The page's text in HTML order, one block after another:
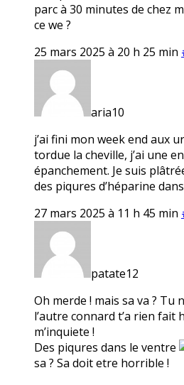
parc à 30 minutes de chez
ce we ?
25 mars 2025 à 20 h 25 min
aria10
j’ai fini mon week end aux
tordue la cheville, j’ai une
épanchement. Je suis
des piqures d’héparine
27 mars 2025 à 11 h 45 min
patate12
Oh merde ! mais sa va ? Tu
l’autre connard t’a rien fait
m’inquiete !
Des piqures dans le ventre
sa ? Sa doit etre horrible !